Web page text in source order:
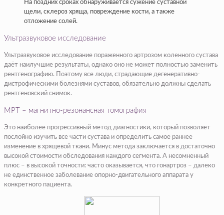
На поздних сроках обнаруживается сужение суставной
щели, склероз хряща, повреждение кости, а также
отложение солей.
Ультразвуковое исследование
Ультразвуковое исследование пораженного артрозом коленного сустава
даёт наилучшие результаты, однако оно не может полностью заменить
рентгенографию. Поэтому все люди, страдающие дегенеративно-
дистрофическими болезнями суставов, обязательно должны сделать
рентгеновский снимок.
МРТ – магнитно-резонансная томография
Это наиболее прогрессивный метод диагностики, который позволяет
послойно изучить все части сустава и определить самое раннее
изменение в хрящевой ткани. Минус метода заключается в достаточно
высокой стоимости обследования каждого сегмента. А несомненный
плюс – в высокой точности: часто оказывается, что гонартроз – далеко
не единственное заболевание опорно-двигательного аппарата у
конкретного пациента.